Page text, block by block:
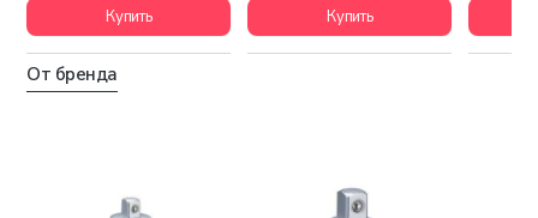
Купить Купить
От бренда